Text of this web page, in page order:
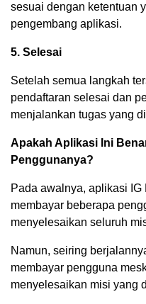
sesuai dengan ketentuan
pengembang aplikasi.
5. Selesai
Setelah semua langkah
pendaftaran selesai dan
menjalankan tugas yang
Apakah Aplikasi Ini
Penggunanya?
Pada awalnya, aplikasi IG
membayar beberapa
menyelesaikan seluruh
Namun, seiring
membayar pengguna
menyelesaikan misi yang